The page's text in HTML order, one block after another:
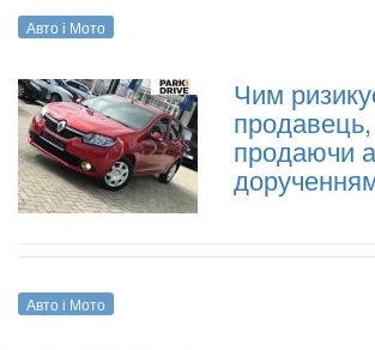
Авто і Мото
Чим
продавець,
продаючи
Авто і Мото